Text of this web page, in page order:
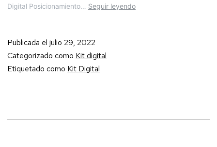
Digital Posicionamiento… Seguir leyendo
Publicada el julio 29, 2022
Categorizado como Kit digital
Etiquetado como Kit Digital